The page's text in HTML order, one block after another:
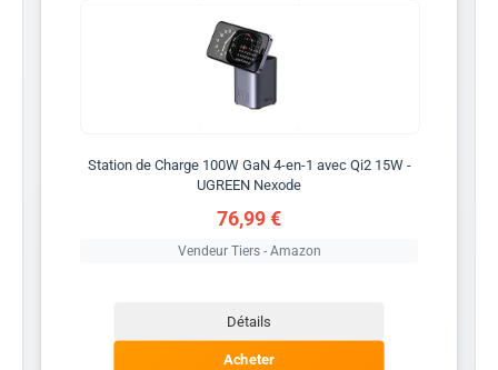
Station de Charge 100W GaN 4-en-1 avec Qi2 15W -
UGREEN Nexode
76,99 €
Vendeur Tiers - Amazon
Détails
Acheter